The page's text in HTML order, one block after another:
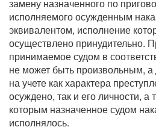
замену назначенного по
исполняемого осужденным
эквивалентом, исполнение
осуществлено принудительно.
принимаемое судом в
не может быть произвольным,
на учете как характера
осуждено, так и его личности, а
которым назначенное судом
исполнялось.